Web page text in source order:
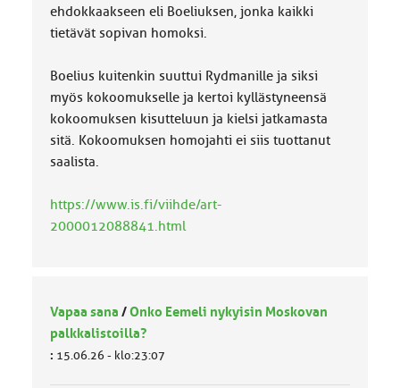
ehdokkaakseen eli Boeliuksen, jonka kaikki
tietävät sopivan homoksi.
Boelius kuitenkin suuttui Rydmanille ja siksi
myös kokoomukselle ja kertoi kyllästyneensä
kokoomuksen kisutteluun ja kielsi jatkamasta
sitä. Kokoomuksen homojahti ei siis tuottanut
saalista.
https://www.is.fi/viihde/art-
2000012088841.html
Vapaa sana /Onko Eemeli nykyisin Moskovan
palkkalistoilla?
: 15.06.26 - klo:23:07